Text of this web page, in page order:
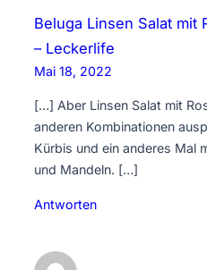
Beluga Linsen Salat mit
– Leckerlife
Mai 18, 2022
[…] Aber Linsen Salat mit
anderen Kombinationen
Kürbis und ein anderes Mal
und Mandeln. […]
Antworten